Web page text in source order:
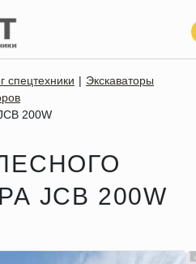
спецтехники
Экскаваторы
200W
JCB 200W